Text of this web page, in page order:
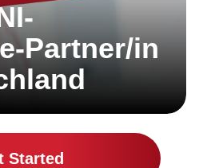
Partner/in
Started